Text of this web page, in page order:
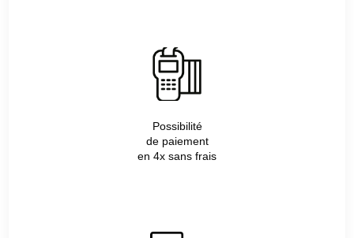
Possibilité
de paiement
en 4x sans frais